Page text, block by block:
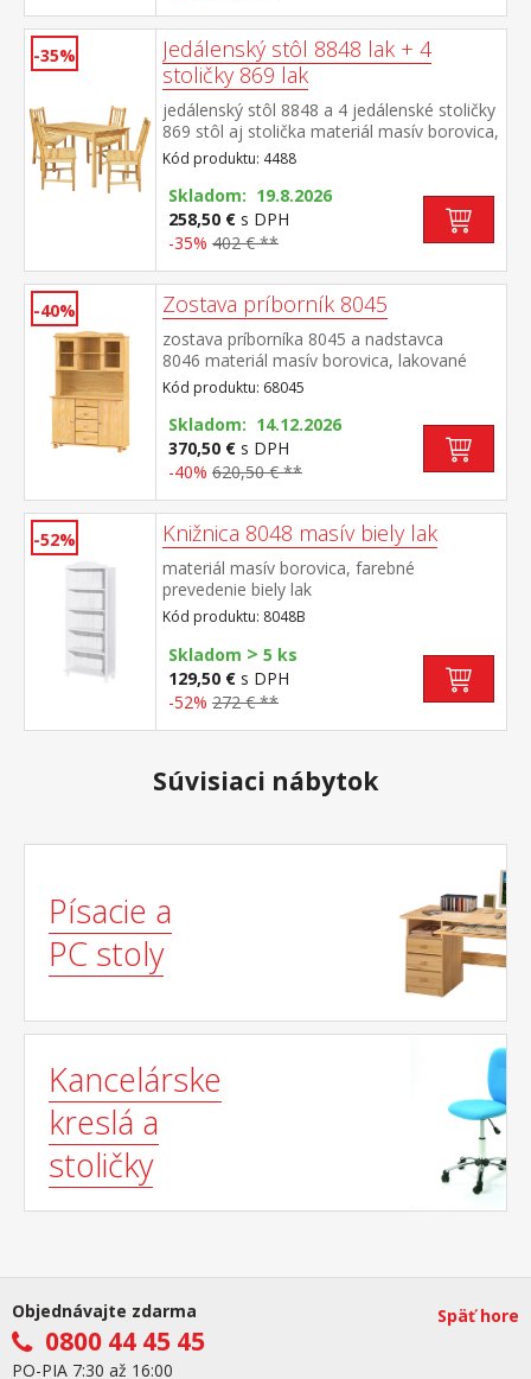
-35%
Jedálenský stôl 8848 lak + 4
stoličky 869 lak
jedálenský stôl 8848 a 4 jedálenské stoličky
869 stôl aj stolička materiál masív borovica,
lakované prevedenie výška sedu stoličky 45
cm rozmer stola (š/h/v): 118 × 75 × 73
cm rozmer stoličky (š/h/v): 42 × 42 × 92 cm
Kód produktu: 4488
Skladom: 19.8.2026
258,50 € s DPH
-35% 402 € **
-40% Zostava príborník 8045
zostava príborníka 8045 a nadstavca
8046 materiál masív borovica, lakované
prevedenie príborník: 4 zásuvky s kovovými
pojazdmi, 2 skrinky s dvierkami vybavené
policou nadstavec: 2 presklené
dvierka rozmer príborníka (š/h/v) 119 × 38 ×
81 cm rozmer nadstavca (š/h/v) 119 × 30 ×
Kód produktu: 68045
Skladom: 14.12.2026
370,50 € s DPH
-40% 620,50 € **
-52% Knižnica 8048 masív biely lak
materiál masív borovica, farebné
prevedenie biely lak
Kód produktu: 8048B
Skladom > 5 ks
129,50 € s DPH
-52% 272 € **
Súvisiaci nábytok
Písacie a
PC stoly
Kancelárske
kreslá a
stoličky
Objednávajte zdarma
0800 44 45 45
PO-PIA 7:30 až 16:00
Späť hore